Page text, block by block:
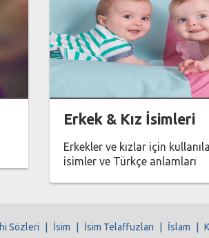
Erkek & Kız İsimleri
Erkekler ve kızlar için
isimler ve Türkçe anlamları
Sözleri | İsim | İsim Telaffuzları | İslam |